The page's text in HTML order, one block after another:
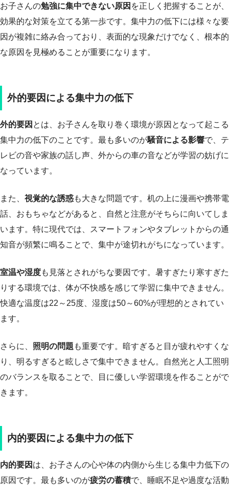
お子さんの勉強に集中できない原因 を正しく把握することが、
効果的な対策を立てる第一歩です。集中力の低下には様々な要
因が複雑に絡み合っており、表面的な現象だけでなく、根本的
な原因を見極めることが重要になります。
外的要因による集中力の低下
外的要因 とは、お子さんを取り巻く環境が原因となって起こる
集中力の低下のことです。最も多いのが騒音による影響で、テ
レビの音や家族の話し声、外からの車の音などが学習の妨げに
なっています。
また、 視覚的な誘惑も大きな問題です。机の上に漫画や携帯電
話、おもちゃなどがあると、自然と注意がそちらに向いてしま
います。特に現代では、スマートフォンやタブレットからの通
知音が頻繁に鳴ることで、集中が途切れがちになっています。
室温や湿度も見落とされがちな要因です。暑すぎたり寒すぎた
りする環境では、体が不快感を感じて学習に集中できません。
快適な温度は22～25度、湿度は50～60%が理想的とされてい
ます。
さらに、 照明の問題 も重要です。暗すぎると目が疲れやすくな
り、明るすぎると眩しさで集中できません。自然光と人工照明
のバランスを取ることで、目に優しい学習環境を作ることがで
きます。
内的要因による集中力の低下
内的要因 は、お子さんの心や体の内側から生じる集中力低下の
原因です。最も多いのが疲労の蓄積で、睡眠不足や過度な活動